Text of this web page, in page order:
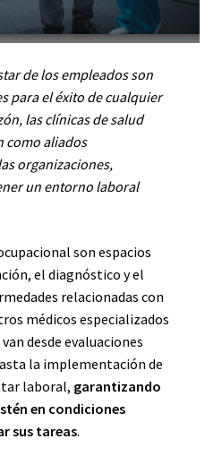
de los empleados son
para el éxito de cualquier
las clínicas de salud
como aliados
organizaciones,
un entorno laboral
son espacios
el diagnóstico y el
relacionadas con
médicos especializados
desde evaluaciones
la implementación de
laboral, garantizando
en condiciones
sus tareas.